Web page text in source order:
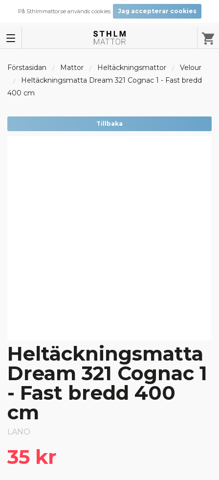
På Sthlmmattor.se används cookies. Jag accepterar cookies
Förstasidan Mattor Heltäckningsmattor
Velour
Heltäckningsmatta Dream 321 Cognac 1 - Fast bredd
400 cm
Tillbaka
Heltäckningsmatta
Dream 321 Cognac 1
- Fast bredd 400
cm
LANO
35 kr